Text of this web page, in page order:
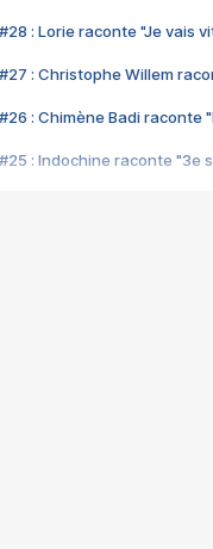
#28 : Lorie raconte "Je vais
#27 : Christophe Willem
#26 : Chimène Badi raconte
#25 : Indochine raconte "3e